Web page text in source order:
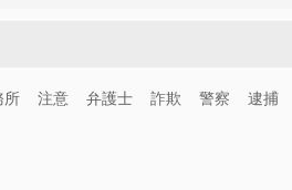
所 注意 弁護士 詐欺 警察 逮捕